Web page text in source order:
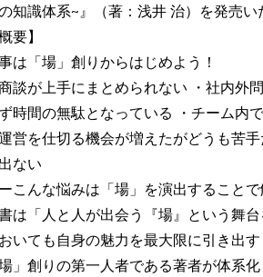
知識体系~』（著：浅井 治）を発売い
要】
は「場」創りからはじめよう！
商談が上手にまとめられない ・社内外
時間の無駄となっている ・チーム内
運営を仕切る機会が増えたがどうも苦
ない
こんな悩みは「場」を演出することで
は「人と人が出会う『場』という舞
いても自身の魅力を最大限に引き出
場」創りの第一人者である著者が体系